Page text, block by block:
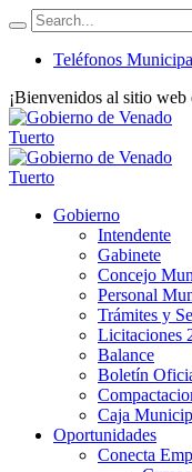
Teléfonos
¡Bienvenidos al sitio
Gobierno
Intendente
Gabinete
Concejo
Personal
Trámites y
Licitaciones
Balance
Boletín
Caja
Oportunidades
Conecta